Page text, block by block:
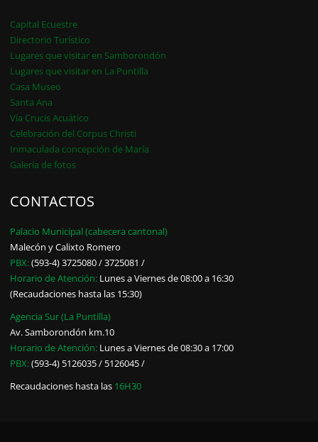
Capital Ecuestre
Directorio Turístico
Lugares que visitar en Samborondón
Lugares que visitar en La Puntilla
Casa Museo
Santa Ana
Vía Crucis Acuático
Celebración del Corpus Christi
Inmaculada concepción de María
Galería de fotos
CONTACTOS
Palacio Municipal (cabecera cantonal)
Malecón y Calixto Romero
PBX:(593-4) 3725080 / 3725081 /
Horario de Atención: Lunes a Viernes de 08:00 a 16:30
(Recaudaciones hasta las 15:30)
Agencia Sur (La Puntilla)
Av. Samborondón km.10
Horario de Atención: Lunes a Viernes de 08:30 a 17:00
PBX:(593-4) 5126035 / 5126045 /
Recaudaciones hasta las 16H30